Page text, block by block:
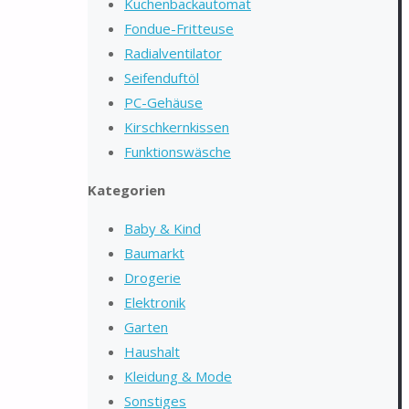
Kuchenbackautomat
Fondue-Fritteuse
Radialventilator
Seifenduftöl
PC-Gehäuse
Kirschkernkissen
Funktionswäsche
Kategorien
Baby & Kind
Baumarkt
Drogerie
Elektronik
Garten
Haushalt
Kleidung & Mode
Sonstiges